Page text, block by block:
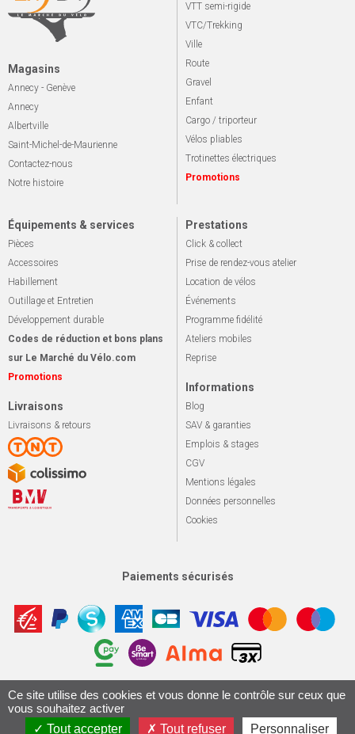
Magasins
Annecy - Genève
Annecy
Albertville
Saint-Michel-de-Maurienne
Contactez-nous
Notre histoire
VTT semi-rigide
VTC/Trekking
Ville
Route
Gravel
Enfant
Cargo / triporteur
Vélos pliables
Trotinettes électriques
Promotions
Équipements & services
Pièces
Accessoires
Habillement
Outillage et Entretien
Développement durable
Codes de réduction et bons plans
sur Le Marché du Vélo.com
Promotions
Livraisons
Livraisons & retours
Prestations
Click & collect
Prise de rendez-vous atelier
Location de vélos
Événements
Programme fidélité
Ateliers mobiles
Reprise
Informations
Blog
SAV & garanties
Emplois & stages
CGV
Mentions légales
Données personnelles
Cookies
Paiements sécurisés
© 2026 Le marché du vélo Tous droits réservés. Apotekisto,
Conception & Réalisation 161.io
Ce site utilise des cookies et vous donne le contrôle sur ceux que
vous souhaitez activer
Tout accepter
Tout refuser Personnaliser